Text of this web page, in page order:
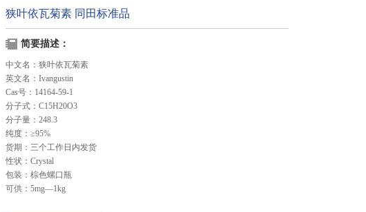
狭叶依瓦菊素 同田标准品
简要描述：
中文名：狭叶依瓦菊素
英文名：Ivangustin
Cas号：14164-59-1
分子式：C15H20O3
分子量：248.3
纯度：≥95%
货期：三个工作日内发货
性状：Crystal
包装：棕色螺口瓶
可供：5mg—1kg